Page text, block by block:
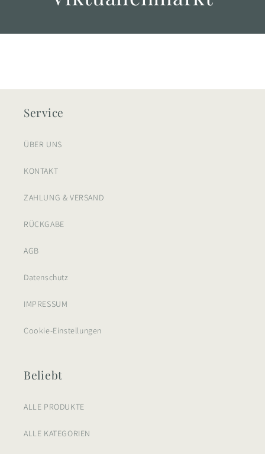
Service
ÜBER UNS
KONTAKT
ZAHLUNG & VERSAND
RÜCKGABE
AGB
Datenschutz
IMPRESSUM
Cookie-Einstellungen
Beliebt
ALLE PRODUKTE
ALLE KATEGORIEN